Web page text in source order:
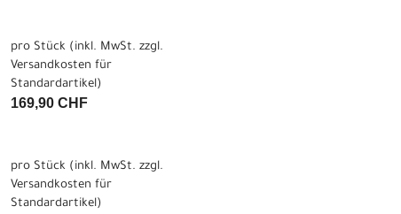
pro Stück (inkl. MwSt. zzgl.
Versandkosten für
Standardartikel)
169,90 CHF
pro Stück (inkl. MwSt. zzgl.
Versandkosten für
Standardartikel)